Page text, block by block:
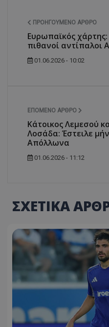
ΠΡΟΗΓΟΎΜΕΝΟ ΆΡΘΡΟ
Ευρωπαϊκός
πιθανοί αντίπαλοι
01.06.2026 - 10:02
ΕΠΌΜΕΝΟ ΆΡΘΡΟ
Κάτοικος Λεμεσού
Λοσάδα: Έστειλε
Απόλλωνα
01.06.2026 - 11:12
ΣΧΕΤΙΚΑ